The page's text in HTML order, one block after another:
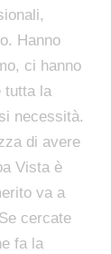
Hanno
ci hanno
tutta la
necessità.
di avere
Vista è
va a
cercate
fa la